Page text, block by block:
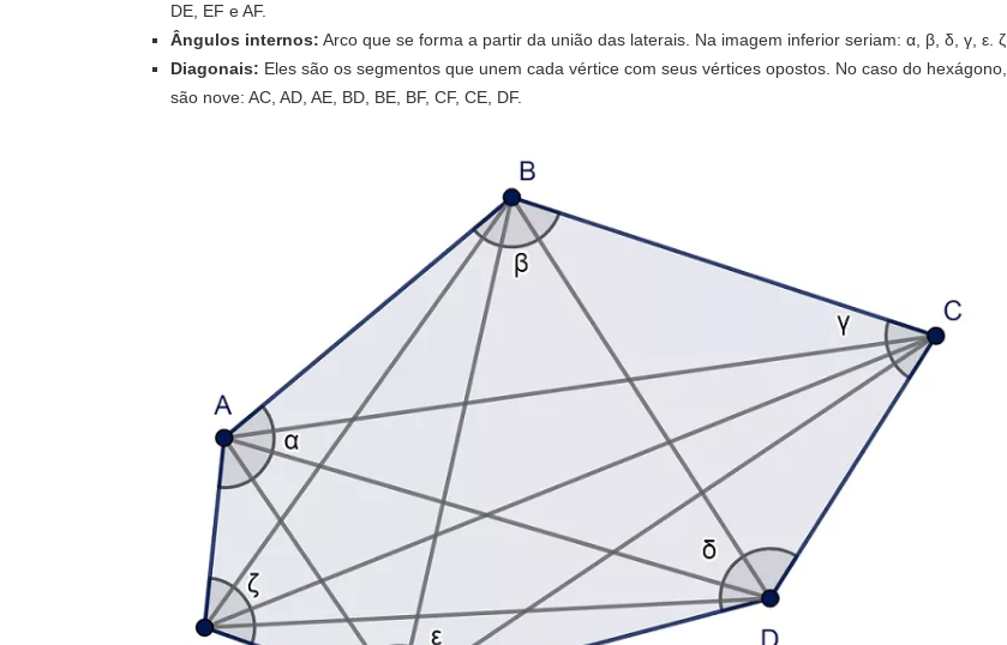
DE, EF e AF.
Ângulos internos: Arco que se forma a partir da união das laterais. Na imagem inferior seriam: α, β, δ, γ, ε. ζ.
Diagonais: Eles são os segmentos que unem cada vértice com seus vértices opostos. No caso do hexágono,
são nove: AC, AD, AE, BD, BE, BF, CF, CE, DF.